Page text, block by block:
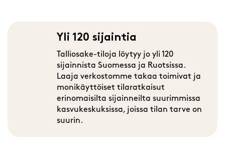
Yli 120 sijaintia
Talliosake-tiloja löytyy jo yli 120
sijainnista Suomessa ja Ruotsissa.
Laaja verkostomme takaa toimivat ja
monikäyttöiset tilaratkaisut
erinomaisilta sijainneilta suurimmissa
kasvukeskuksissa, joissa tilan tarve on
suurin.